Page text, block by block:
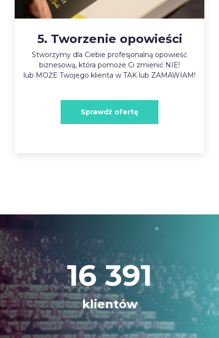
5. Tworzenie opowieści
Stworzymy dla Ciebie profesjonalną opowieść
biznesową, która pomoże Ci zmienić NIE!
lub MOŻE Twojego klienta w TAK lub ZAMAWIAM!
Sprawdź ofertę
16 391
klientów